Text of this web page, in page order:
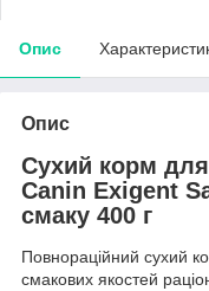
Опис
Опис
Сухий корм
Canin Exigent
смаку 400 г
Повнораційний сухий
смакових якостей